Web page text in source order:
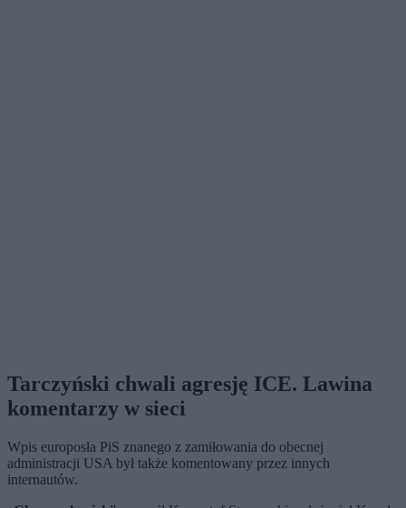
Tarczyński chwali agresję ICE. Lawina
komentarzy w sieci
Wpis europosła PiS znanego z zamiłowania do obecnej
administracji USA był także komentowany przez innych
internautów.